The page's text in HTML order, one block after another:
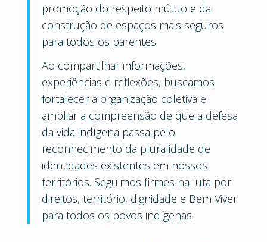
promoção do respeito mútuo e da
construção de espaços mais seguros
para todos os parentes.
Ao compartilhar informações,
experiências e reflexões, buscamos
fortalecer a organização coletiva e
ampliar a compreensão de que a defesa
da vida indígena passa pelo
reconhecimento da pluralidade de
identidades existentes em nossos
territórios. Seguimos firmes na luta por
direitos, território, dignidade e Bem Viver
para todos os povos indígenas.